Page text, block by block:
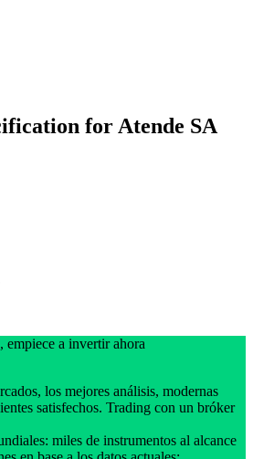
for Atende SA
empiece a invertir ahora
los mejores análisis, modernas
satisfechos. Trading con un bróker
miles de instrumentos al alcance